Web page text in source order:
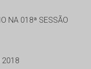
NA 018ª SESSÃO
2018